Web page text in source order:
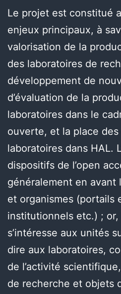
Le projet est constitué
enjeux principaux, à
valorisation de la
des laboratoires de
développement de
d’évaluation de la
laboratoires dans le
ouverte, et la place
laboratoires dans HAL.
dispositifs de l’open
généralement en avant
et organismes (portails
institutionnels etc.) ; or,
s’intéresse aux unités
dire aux laboratoires,
de l’activité
de recherche et objets